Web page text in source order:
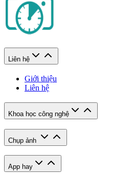
Liên hệ
Giới thiệu
Liên hệ
Khoa học công nghệ
Chụp ảnh
App hay